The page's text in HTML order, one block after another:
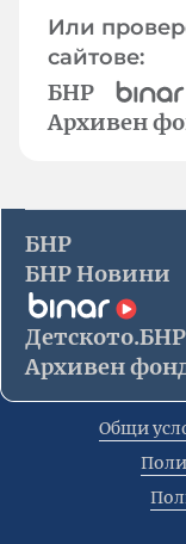
Или
сайтове:
БНР
Архивен
БНР
БНР Новини
Детското.БНР
Архивен
Общи